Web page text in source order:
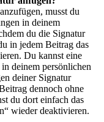
musst du
in deinem
du die Signatur
in jedem Beitrag das
Du kannst eine
deinem persönlichen
deiner Signatur
dennoch ohne
du dort einfach das
wieder deaktivieren.